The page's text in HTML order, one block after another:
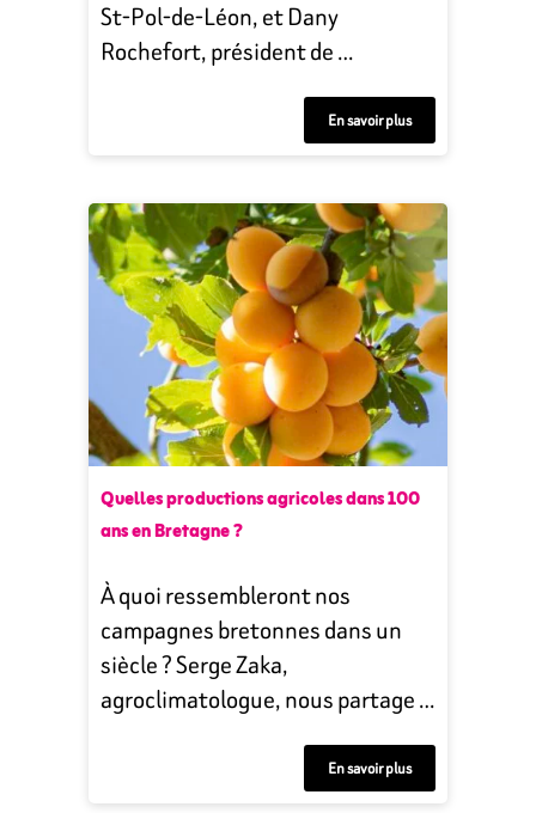
St-Pol-de-Léon, et Dany
Rochefort, président de …
En savoir plus
Quelles productions agricoles dans 100
ans en Bretagne ?
À quoi ressembleront nos
campagnes bretonnes dans un
siècle ? Serge Zaka,
agroclimatologue, nous partage …
En savoir plus